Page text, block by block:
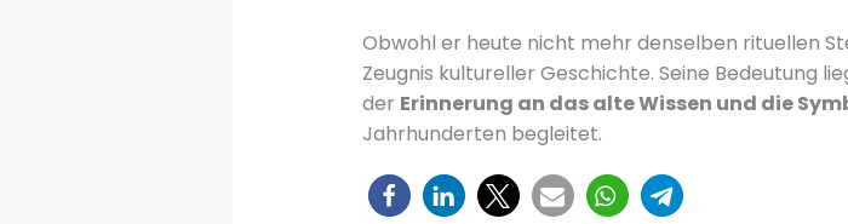
Obwohl er heute nicht mehr denselben rituellen
Zeugnis kultureller Geschichte. Seine Bedeutung
der Erinnerung an das alte Wissen und die
Jahrhunderten begleitet.